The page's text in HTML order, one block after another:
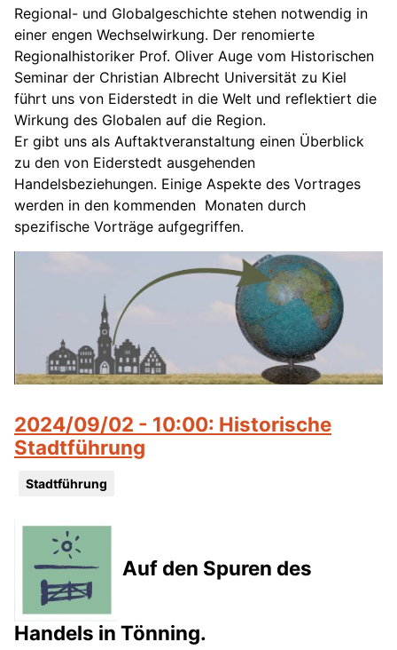
Regional- und Globalgeschichte stehen notwendig in
einer engen Wechselwirkung. Der renomierte
Regionalhistoriker Prof. Oliver Auge vom Historischen
Seminar der Christian Albrecht Universität zu Kiel
führt uns von Eiderstedt in die Welt und reflektiert die
Wirkung des Globalen auf die Region.
Er gibt uns als Auftaktveranstaltung einen Überblick
zu den von Eiderstedt ausgehenden
Handelsbeziehungen. Einige Aspekte des Vortrages
werden in den kommenden Monaten durch
spezifische Vorträge aufgegriffen.
2024/09/02 - 10:00: Historische
Stadtführung
Stadtführung
Auf den Spuren des
Handels in Tönning.